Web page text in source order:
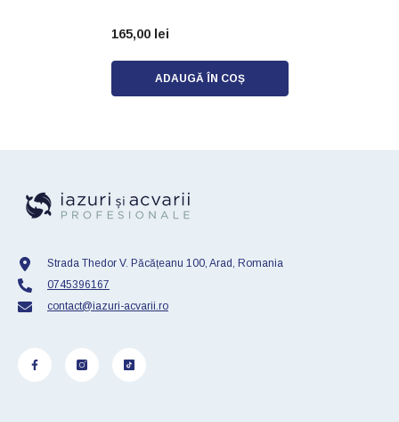
165,00 lei
ADAUGĂ ÎN COȘ
Strada Thedor V. Păcățeanu 100, Arad, Romania
0745396167
contact@iazuri-acvarii.ro